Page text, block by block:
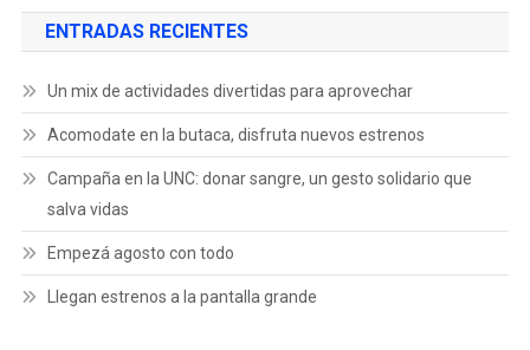
ENTRADAS RECIENTES
Un mix de actividades divertidas para aprovechar
Acomodate en la butaca, disfruta nuevos estrenos
Campaña en la UNC: donar sangre, un gesto solidario que
salva vidas
Empezá agosto con todo
Llegan estrenos a la pantalla grande